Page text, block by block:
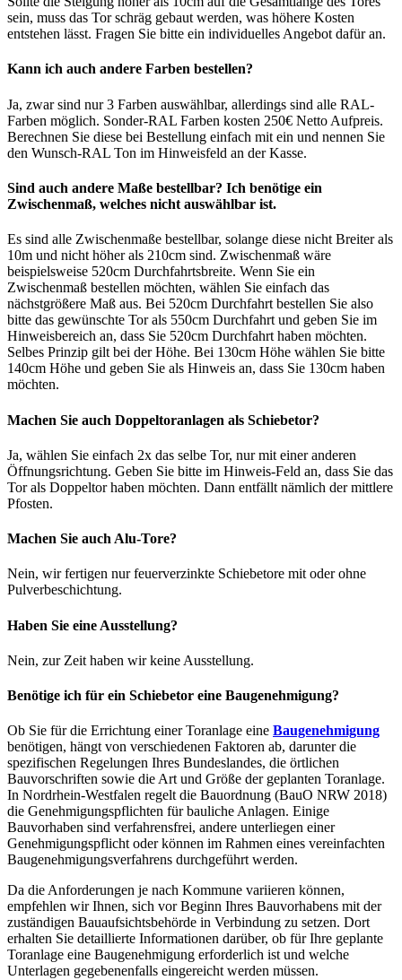
sein, muss das Tor schräg gebaut werden, was höhere Kosten
entstehen lässt. Fragen Sie bitte ein individuelles Angebot dafür an.
Kann ich auch andere Farben bestellen?
Ja, zwar sind nur 3 Farben auswählbar, allerdings sind alle RAL-
Farben möglich. Sonder-RAL Farben kosten 250€ Netto Aufpreis.
Berechnen Sie diese bei Bestellung einfach mit ein und nennen Sie
den Wunsch-RAL Ton im Hinweisfeld an der Kasse.
Sind auch andere Maße bestellbar? Ich benötige ein
Zwischenmaß, welches nicht auswählbar ist.
Es sind alle Zwischenmaße bestellbar, solange diese nicht Breiter als
10m und nicht höher als 210cm sind. Zwischenmaß wäre
beispielsweise 520cm Durchfahrtsbreite. Wenn Sie ein
Zwischenmaß bestellen möchten, wählen Sie einfach das
nächstgrößere Maß aus. Bei 520cm Durchfahrt bestellen Sie also
bitte das gewünschte Tor als 550cm Durchfahrt und geben Sie im
Hinweisbereich an, dass Sie 520cm Durchfahrt haben möchten.
Selbes Prinzip gilt bei der Höhe. Bei 130cm Höhe wählen Sie bitte
140cm Höhe und geben Sie als Hinweis an, dass Sie 130cm haben
möchten.
Machen Sie auch Doppeltoranlagen als Schiebetor?
Ja, wählen Sie einfach 2x das selbe Tor, nur mit einer anderen
Öffnungsrichtung. Geben Sie bitte im Hinweis-Feld an, dass Sie das
Tor als Doppeltor haben möchten. Dann entfällt nämlich der mittlere
Pfosten.
Machen Sie auch Alu-Tore?
Nein, wir fertigen nur feuerverzinkte Schiebetore mit oder ohne
Pulverbeschichtung.
Haben Sie eine Ausstellung?
Nein, zur Zeit haben wir keine Ausstellung.
Benötige ich für ein Schiebetor eine Baugenehmigung?
Ob Sie für die Errichtung einer Toranlage eine Baugenehmigung
benötigen, hängt von verschiedenen Faktoren ab, darunter die
spezifischen Regelungen Ihres Bundeslandes, die örtlichen
Bauvorschriften sowie die Art und Größe der geplanten Toranlage.
In Nordrhein-Westfalen regelt die Bauordnung (BauO NRW 2018)
die Genehmigungspflichten für bauliche Anlagen. Einige
Bauvorhaben sind verfahrensfrei, andere unterliegen einer
Genehmigungspflicht oder können im Rahmen eines vereinfachten
Baugenehmigungsverfahrens durchgeführt werden.
Da die Anforderungen je nach Kommune variieren können,
empfehlen wir Ihnen, sich vor Beginn Ihres Bauvorhabens mit der
zuständigen Bauaufsichtsbehörde in Verbindung zu setzen. Dort
erhalten Sie detaillierte Informationen darüber, ob für Ihre geplante
Toranlage eine Baugenehmigung erforderlich ist und welche
Unterlagen gegebenenfalls eingereicht werden müssen.